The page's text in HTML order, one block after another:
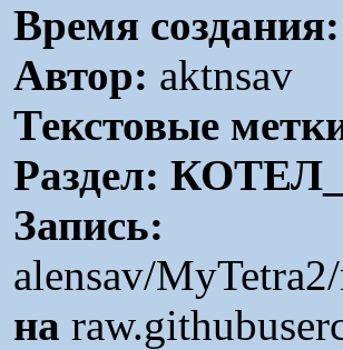
Время создания:
Автор: aktnsav
Текстовые
Раздел:
Запись:
alensav/
на